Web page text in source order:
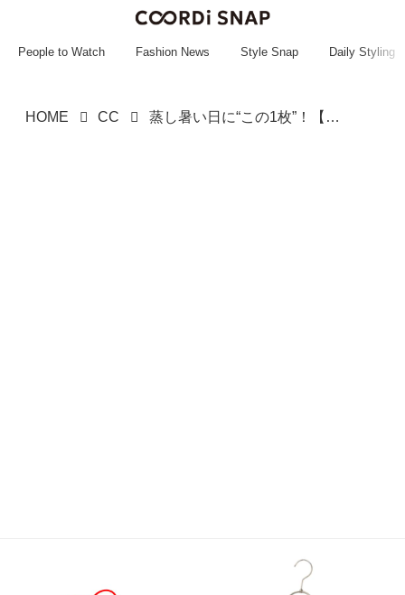
~~~~~~~~~~~
People to Watch Fashion News Style Snap Daily Styling
HOME CC 蒸し暑い日に“この1枚”！【ハニーズ】で全買いしたい♡「ひんやりトップス」